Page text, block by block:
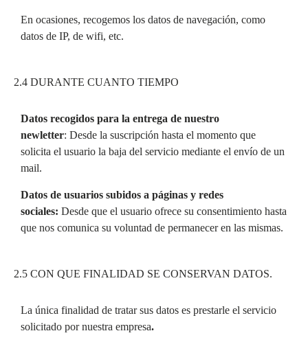
En ocasiones, recogemos los datos de navegación, como
datos de IP, de wifi, etc.
2.4 DURANTE CUANTO TIEMPO
Datos recogidos para la entrega de nuestro
newletter: Desde la suscripción hasta el momento que
solicita el usuario la baja del servicio mediante el envío de un
mail.
Datos de usuarios subidos a páginas y redes
sociales: Desde que el usuario ofrece su consentimiento hasta
que nos comunica su voluntad de permanecer en las mismas.
2.5 CON QUE FINALIDAD SE CONSERVAN DATOS.
La única finalidad de tratar sus datos es prestarle el servicio
solicitado por nuestra empresa.